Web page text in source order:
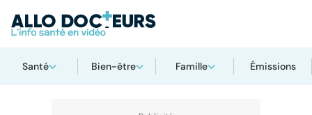
Santé Bien-être Famille Émissions